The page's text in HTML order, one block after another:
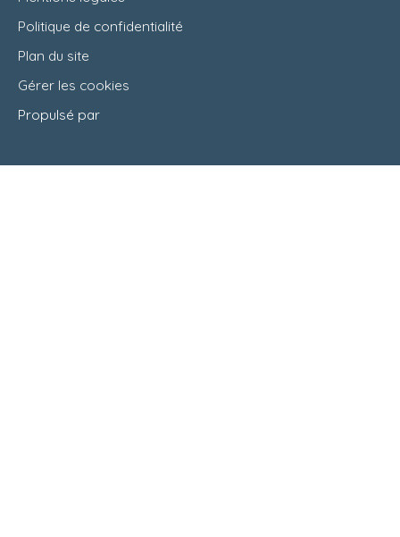
Politique de confidentialité
Plan du site
Gérer les cookies
Propulsé par